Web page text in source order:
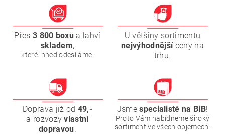
Přes 3 800 boxůa lahví
skladem,
které ihned odesíláme.
U většiny sortimentu
nejvýhodnější ceny na
trhu.
Doprava již od 49,-
a rozvozyvlastní
dopravou.
Jsmespecialisté na BiB!
Proto Vám nabídneme široký
sortiment ve všech objemech.